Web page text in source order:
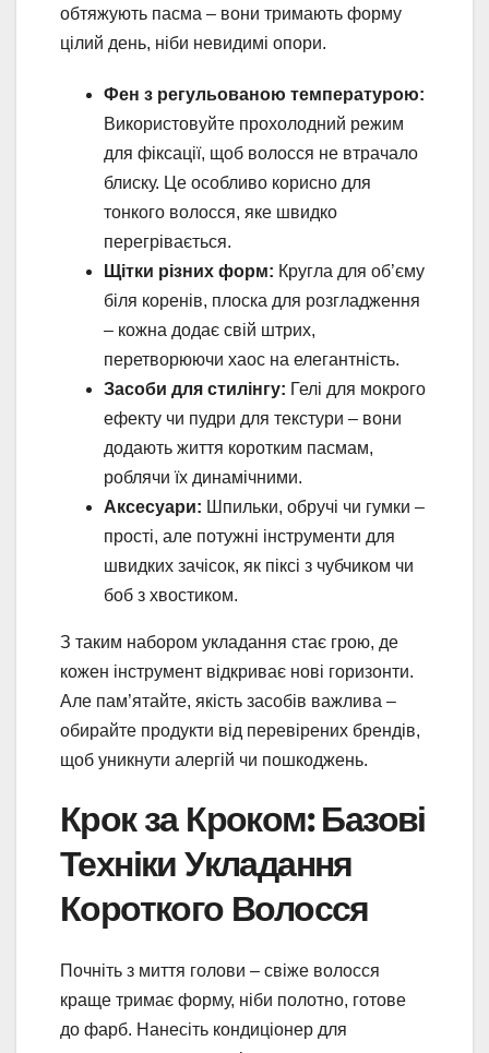
обтяжують пасма – вони тримають форму
цілий день, ніби невидимі опори.
Фен з регульованою температурою:
Використовуйте прохолодний режим
для фіксації, щоб волосся не втрачало
блиску. Це особливо корисно для
тонкого волосся, яке швидко
перегрівається.
Щітки різних форм: Кругла для об’єму
біля коренів, плоска для розгладження
– кожна додає свій штрих,
перетворюючи хаос на елегантність.
Засоби для стилінгу: Гелі для мокрого
ефекту чи пудри для текстури – вони
додають життя коротким пасмам,
роблячи їх динамічними.
Аксесуари: Шпильки, обручі чи гумки –
прості, але потужні інструменти для
швидких зачісок, як піксі з чубчиком чи
боб з хвостиком.
З таким набором укладання стає грою, де
кожен інструмент відкриває нові горизонти.
Але пам’ятайте, якість засобів важлива –
обирайте продукти від перевірених брендів,
щоб уникнути алергій чи пошкоджень.
Крок за Кроком: Базові
Техніки Укладання
Короткого Волосся
Почніть з миття голови – свіже волосся
краще тримає форму, ніби полотно, готове
до фарб. Нанесіть кондиціонер для